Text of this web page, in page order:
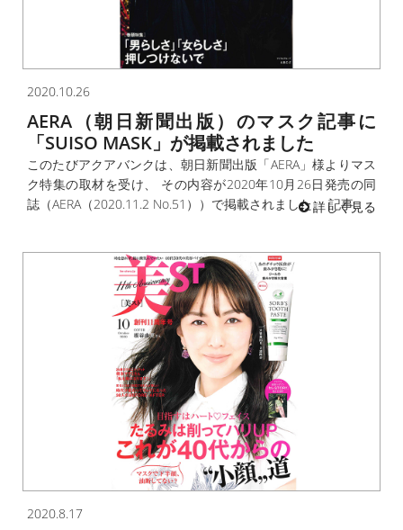
2020.10.26
AERA（朝日新聞出版）のマスク記事に
「SUISO MASK」が掲載されました
このたびアクアバンクは、朝日新聞出版「AERA」様よりマス
ク特集の取材を受け、 その内容が2020年10月26日発売の同
誌（AERA（2020.11.2 No.51））で掲載されました。 記事...
詳しく見る
2020.8.17